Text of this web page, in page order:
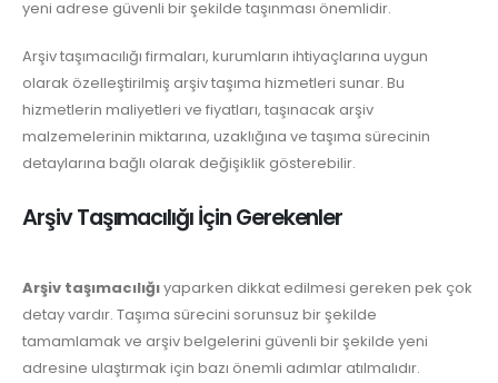
yeni adrese güvenli bir şekilde taşınması önemlidir.
Arşiv taşımacılığı firmaları, kurumların ihtiyaçlarına uygun
olarak özelleştirilmiş arşiv taşıma hizmetleri sunar. Bu
hizmetlerin maliyetleri ve fiyatları, taşınacak arşiv
malzemelerinin miktarına, uzaklığına ve taşıma sürecinin
detaylarına bağlı olarak değişiklik gösterebilir.
Arşiv Taşımacılığı İçin Gerekenler
Arşiv taşımacılığıyaparken dikkat edilmesi gereken pek çok
detay vardır. Taşıma sürecini sorunsuz bir şekilde
tamamlamak ve arşiv belgelerini güvenli bir şekilde yeni
adresine ulaştırmak için bazı önemli adımlar atılmalıdır.